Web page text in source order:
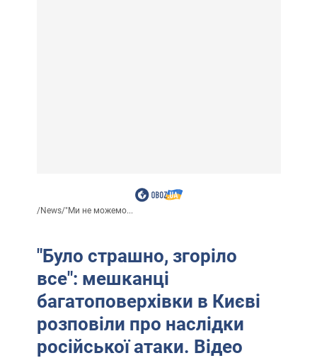
/News/"Ми не можемо...
"Було страшно, згоріло
все": мешканці
багатоповерхівки в Києві
розповіли про наслідки
російської атаки. Відео